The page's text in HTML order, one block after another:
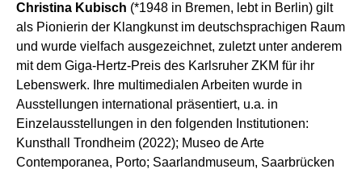
Christina Kubisch (*1948 in Bremen, lebt in Berlin) gilt
als Pionierin der Klangkunst im deutschsprachigen Raum
und wurde vielfach ausgezeichnet, zuletzt unter anderem
mit dem Giga-Hertz-Preis des Karlsruher ZKM für ihr
Lebenswerk. Ihre multimedialen Arbeiten wurde in
Ausstellungen international präsentiert, u.a. in
Einzelausstellungen in den folgenden Institutionen:
Kunsthall Trondheim (2022); Museo de Arte
Contemporanea, Porto; Saarlandmuseum, Saarbrücken